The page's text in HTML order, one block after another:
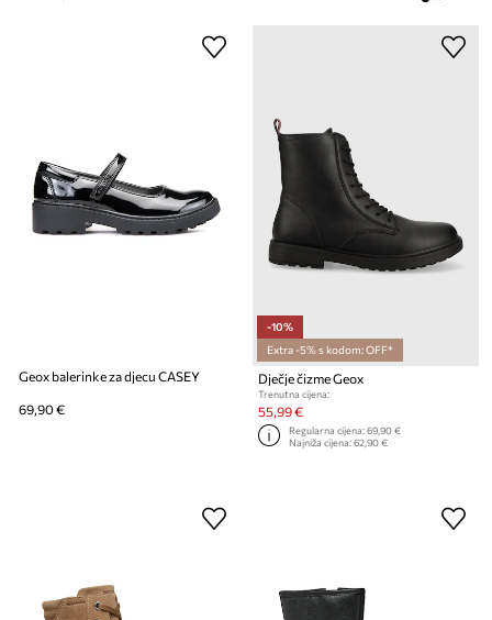
Geox balerinke za djecu CASEY
69,90 €
-10%
Extra -5% s kodom: OFF*
Dječje čizme Geox
Trenutna cijena:
55,99 €
Regularna cijena:69,90 €
Najniža cijena:62,90 €